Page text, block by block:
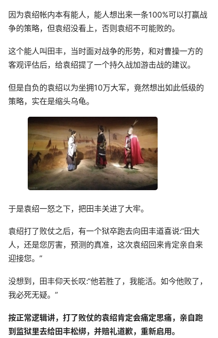
因为袁绍帐内本有能人，能人想出来一条100%可以打赢战
争的策略，但袁绍没看上，否则袁绍不可能败的。
这个能人叫田丰，当时面对战争的形势，和对曹操一方的
客观评估后，给袁绍提了一个持久战加游击战的建议。
但是自负的袁绍以为坐拥10万大军，竟然想出如此低级的
策略，实在是缩头乌龟。
于是袁绍一怒之下，把田丰关进了大牢。
袁绍打了败仗之后，有一个狱卒跑去向田丰道喜说:“田大
人，还是您厉害，预测的真准，这次袁绍回来肯定亲自来
迎接您。”
没想到，田丰仰天长叹:“他若胜了，我能活。如今他败了，
我必死无疑。”
按正常逻辑讲，打了败仗的袁绍肯定会痛定思痛，亲自跑
到监狱里去给田丰松绑，并赔礼道歉，重新启用。